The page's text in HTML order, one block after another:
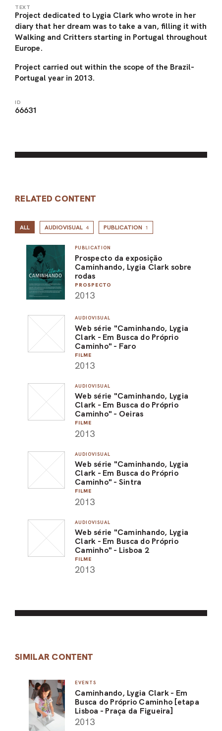
TEXT
Project dedicated to Lygia Clark who wrote in her
diary that her dream was to take a van, filling it with
Walking and Critters starting in Portugal throughout
Europe.
Project carried out within the scope of the Brazil-
Portugal year in 2013.
ID
66631
RELATED CONTENT
ALL AUDIOVISUAL 4 PUBLICATION 1
PUBLICATION
Prospecto da exposição
Caminhando, Lygia Clark sobre
rodas
PROSPECTO
2013
AUDIOVISUAL
Web série "Caminhando, Lygia
Clark - Em Busca do Próprio
Caminho" - Faro
FILME
2013
AUDIOVISUAL
Web série "Caminhando, Lygia
Clark - Em Busca do Próprio
Caminho" - Oeiras
FILME
2013
AUDIOVISUAL
Web série "Caminhando, Lygia
Clark - Em Busca do Próprio
Caminho" - Sintra
FILME
2013
AUDIOVISUAL
Web série "Caminhando, Lygia
Clark - Em Busca do Próprio
Caminho" - Lisboa 2
FILME
2013
SIMILAR CONTENT
EVENTS
Caminhando, Lygia Clark - Em
Busca do Próprio Caminho [etapa
Lisboa - Praça da Figueira]
2013